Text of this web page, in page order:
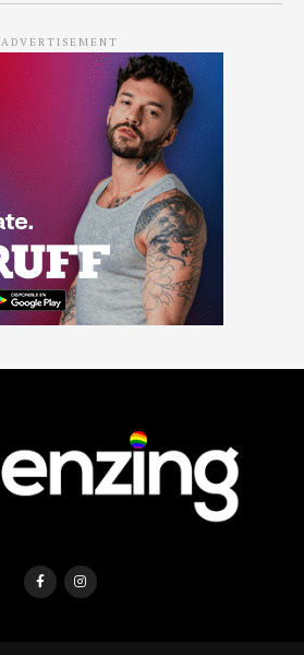
ADVERTISEMENT